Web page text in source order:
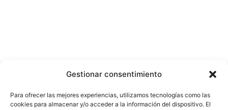
Gestionar consentimiento
Para ofrecer las mejores experiencias, utilizamos tecnologías como las
cookies para almacenar y/o acceder a la información del dispositivo. El